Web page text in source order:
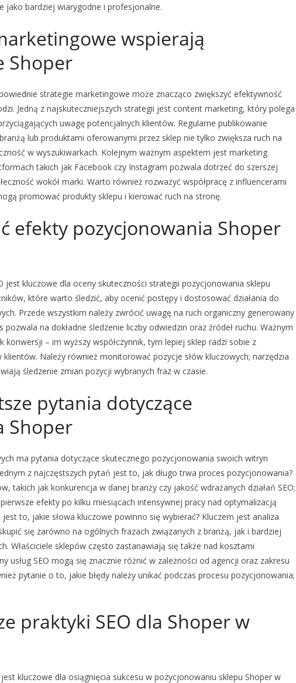
jako bardziej wiarygodne i profesjonalne.
wspierają
Shoper
strategie marketingowe może znacząco zwiększyć efektywność
Jedną z najskuteczniejszych strategii jest content marketing, który polega
uwagę potencjalnych klientów. Regularne publikowanie
lub produktami oferowanymi przez sklep nie tylko zwiększa ruch na
w wyszukiwarkach. Kolejnym ważnym aspektem jest marketing
takich jak Facebook czy Instagram pozwala dotrzeć do szerszej
wokół marki. Warto również rozważyć współpracę z influencerami
promować produkty sklepu i kierować ruch na stronę.
efekty pozycjonowania Shoper
jest kluczowe dla oceny skuteczności strategii pozycjonowania sklepu
które warto śledzić, aby ocenić postępy i dostosować działania do
Przede wszystkim należy zwrócić uwagę na ruch organiczny generowany
na dokładne śledzenie liczby odwiedzin oraz źródeł ruchu. Ważnym
konwersji – im wyższy współczynnik, tym lepiej sklep radzi sobie z
klientów. Należy również monitorować pozycje słów kluczowych; narzędzia
śledzenie zmian pozycji wybranych fraz w czasie.
pytania dotyczące
Shoper
ma pytania dotyczące skutecznego pozycjonowania swoich witryn
z najczęstszych pytań jest to, jak długo trwa proces pozycjonowania?
takich jak konkurencja w danej branży czy jakość wdrażanych działań SEO;
efekty po kilku miesiącach intensywnej pracy nad optymalizacją
to, jakie słowa kluczowe powinno się wybierać? Kluczem jest analiza
się zarówno na ogólnych frazach związanych z branżą, jak i bardziej
Właściciele sklepów często zastanawiają się także nad kosztami
usług SEO mogą się znacznie różnić w zależności od agencji oraz zakresu
pytanie o to, jakie błędy należy unikać podczas procesu pozycjonowania;
praktyki SEO dla Shoper w
kluczowe dla osiągnięcia sukcesu w pozycjonowaniu sklepu Shoper w